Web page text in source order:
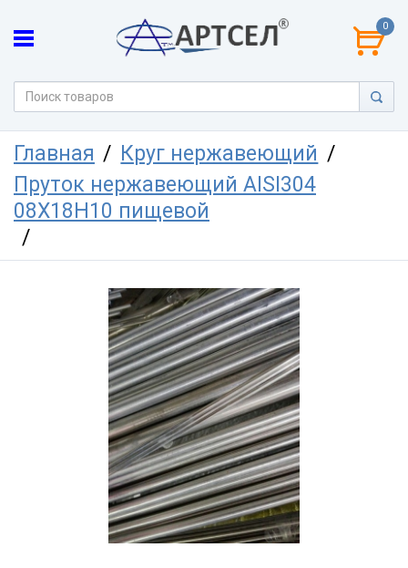
0
Главная
Круг нержавеющий
Пруток нержавеющий AISI304
08Х18Н10 пищевой